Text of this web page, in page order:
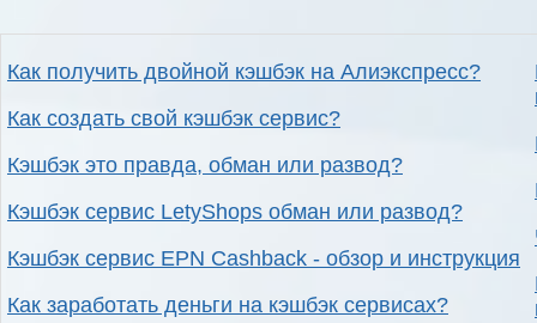
Как получить двойной кэшбэк на Алиэкспресс?
Как создать свой кэшбэк сервис?
Кэшбэк это правда, обман или развод?
Кэшбэк сервис LetyShops обман или развод?
Кэшбэк сервис EPN Cashback - обзор и инструкция
Как заработать деньги на кэшбэк сервисах?